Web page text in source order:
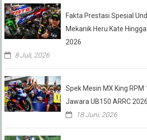
Fakta Prestasi Spesial
Mekanik Heru Kate
2026
8 Juli, 2026
Spek Mesin MX King RPM
Jawara UB150 ARRC
18 Juni, 2026